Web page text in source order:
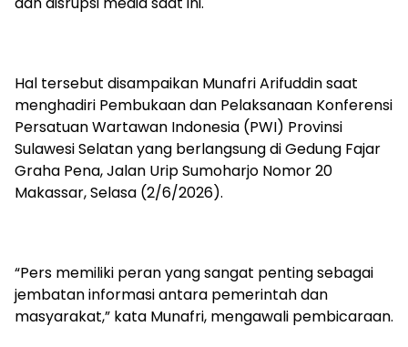
Hal tersebut disampaikan Munafri Arifuddin saat
menghadiri Pembukaan dan Pelaksanaan Konferensi
Persatuan Wartawan Indonesia (PWI) Provinsi
Sulawesi Selatan yang berlangsung di Gedung Fajar
Graha Pena, Jalan Urip Sumoharjo Nomor 20
Makassar, Selasa (2/6/2026).
“Pers memiliki peran yang sangat penting sebagai
jembatan informasi antara pemerintah dan
masyarakat,” kata Munafri, mengawali pembicaraan.